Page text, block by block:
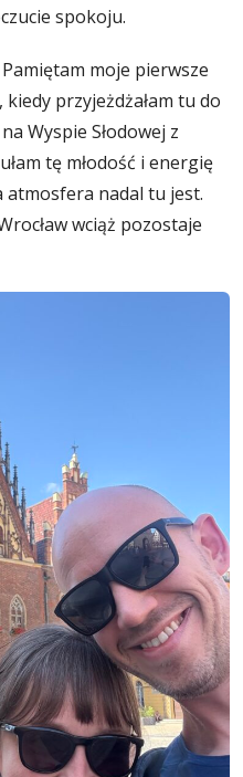
spokoju.
moje pierwsze
przyjeżdżałam tu do
Wyspie Słodowej z
tę młodość i energię
atmosfera nadal tu jest.
wciąż pozostaje